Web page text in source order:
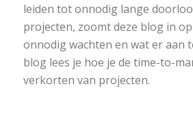
leiden tot onnodig lange
projecten, zoomt deze blog in
onnodig wachten en wat er aan
blog lees je hoe je de time-to-
verkorten van projecten.